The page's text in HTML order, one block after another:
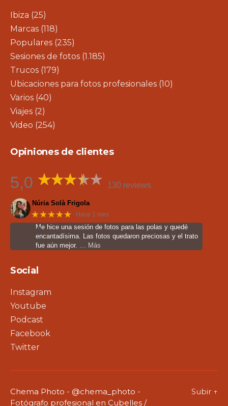
Ibiza (25)
Marcas (118)
Populares (235)
Sesiones de fotos (1.185)
Trucos (179)
Ubicaciones para fotos profesionales (10)
Varios (40)
Viajes (2)
Video (254)
Opiniones de clientes
5,0 130 reviews
Núria Solà Frigola
★★★★★ Hace 1 mes
Me hice una sesión de fotos para las polas y quedé
encantadísima. Las fotos quedaron preciosas y el trato
fue aún mejor.
… Más
Social
Instagram
Youtube
Podcast
Facebook
Twitter
Chema Photo - @chema_photo -
Fotógrafo profesional en Cubelles /
Subir ↑